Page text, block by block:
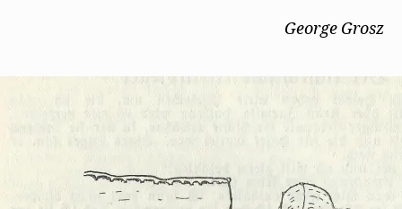
George Grosz